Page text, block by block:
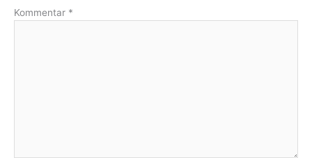
Kommentar *